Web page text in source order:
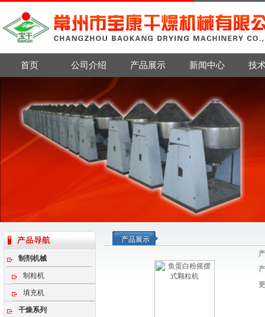
首页 公司介绍 产品展示 新闻中心 技
制剂机械
制粒机
填充机
干燥系列
产品展示